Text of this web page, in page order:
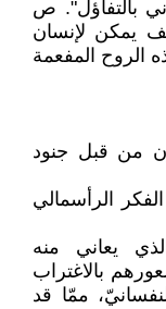
بالتفاؤل". ص
يمكن لإنسان
الروح المفعمة
من قبل جنود
الرأسمالي
يعاني منه
بالاغتراب
ممّا قد